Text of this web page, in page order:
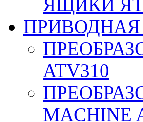
ЯЩИКИ
ATV310
MACHINE